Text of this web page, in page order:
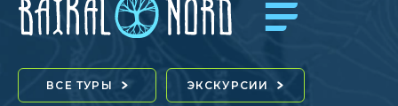
ВСЕ ТУРЫ ЭКСКУРСИИ